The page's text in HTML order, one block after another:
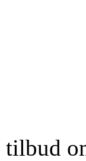
tilbud